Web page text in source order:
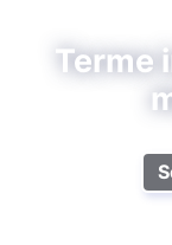
Terme